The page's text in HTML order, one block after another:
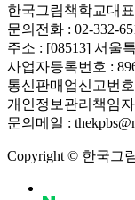
한국그림책학교대
문의전화 : 02-332-
주소 : [08513] 서울
사업자등록번호 :
통신판매업신고번
개인정보관리책임
문의메일 :
Copyright © 한국그